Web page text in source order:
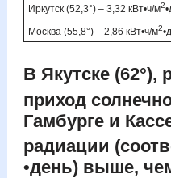
Иркутск (52,3°) – 3,32 кВт•ч/м2
Москва (55,8°) – 2,86 кВт•ч/м2
В Якутске (62°),
приход
Гамбурге и
радиации
•день) выше,